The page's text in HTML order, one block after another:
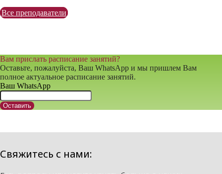
Все преподаватели
Вам прислать расписание занятий?
Оставьте, пожалуйста, Ваш WhatsApp и мы пришлем Вам
полное актуальное расписание занятий.
Ваш WhatsApp
Оставить
Свяжитесь с нами: